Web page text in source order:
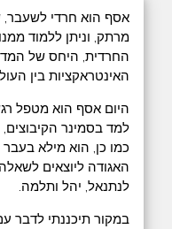
אסף הוא חרדי
מרתק, וניתן ללמוד
החרדית, היחס של
האינטראקציות בין
היום אסף הוא מטפל
למד בסמינר
כמו כן, הוא מילא
האגודה ליוצאים
לנתנאל, יהל ותלמה.
במקור תיכננתי לדבר